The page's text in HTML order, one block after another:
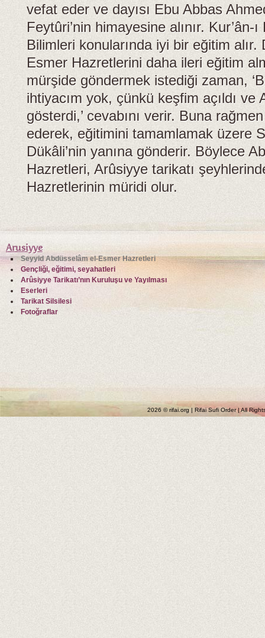
vefat eder ve dayısı Ebu Abbas
Feytûri’nin himayesine alınır.
Bilimleri konularında iyi bir eğitim alır.
Esmer Hazretlerini daha ileri eğitim
mürşide göndermek istediği zaman,
ihtiyacım yok, çünkü keşfim açıldı ve
gösterdi,’ cevabını verir. Buna
ederek, eğitimini tamamlamak üzere
Dükâli’nin yanına gönderir. Böylece
Hazretleri, Arûsiyye tarikatı
Hazretlerinin müridi olur.
Arusiyye
Seyyid Abdüsselâm el-Esmer Hazretleri
Gençliği, eğitimi, seyahatleri
Arûsiyye Tarikatı’nın Kuruluşu ve Yayılması
Eserleri
Tarikat Silsilesi
Fotoğraflar
2026 © rifai.org | Rifai Sufi Order | All